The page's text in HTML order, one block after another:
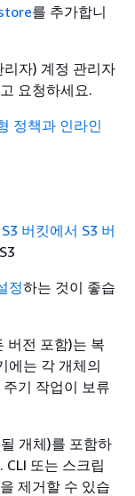
를 추가합니
자) 계정 관리자
요청하세요.
정책과 인라인
버킷에서 S3 버
정하는 것이 좋습
버전 포함)는 복
에는 각 개체의
기 작업이 보류
개체)를 포함하
또는 스크립
제거할 수 있습